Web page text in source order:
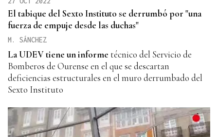
El tabique del Sexto Instituto se derrumbó por "una
fuerza de empuje desde las duchas"
M. SÁNCHEZ
La UDEV tiene un informe técnico del Servicio de
Bomberos de Ourense en el que se descartan
deficiencias estructurales en el muro derrumbado del
Sexto Instituto